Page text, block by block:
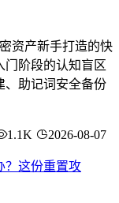
资产新手打造的快
门阶段的认知盲区
、助记词安全备份
1.1K 2026-08-07